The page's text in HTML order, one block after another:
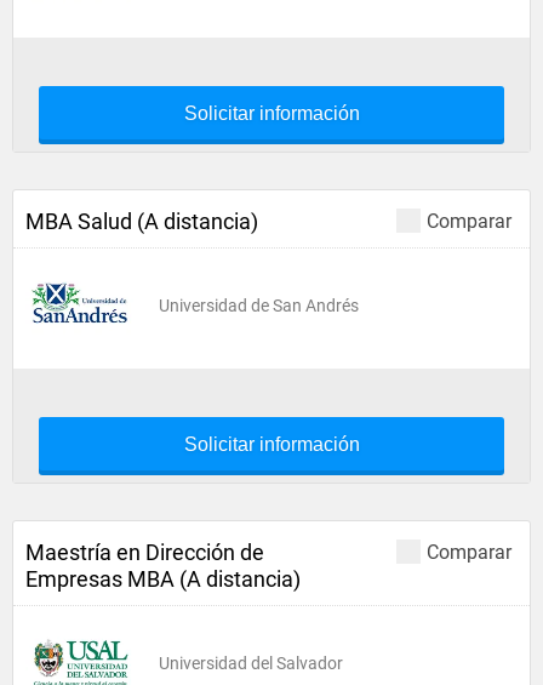
Solicitar información
Comparar
MBA Salud (A distancia)
Universidad de San Andrés
Solicitar información
Comparar
Maestría en Dirección de
Empresas MBA (A distancia)
Universidad del Salvador